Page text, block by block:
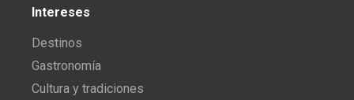
Intereses
Destinos
Gastronomía
Cultura y tradiciones